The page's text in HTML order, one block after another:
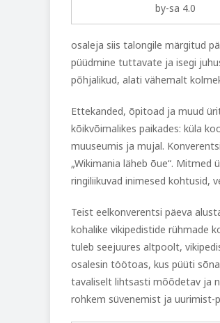
by-sa 4.0
osaleja siis talongile märgitud
püüdmine tuttavate ja isegi
põhjalikud, alati vähemalt
Ettekanded, õpitoad ja muud
kõikvõimalikes paikades: küla
muuseumis ja mujal.
„Wikimania läheb õue“.
ringiliikuvad inimesed kohtusid,
Teist eelkonverentsi päeva
kohalike vikipedistide rühmade
tuleb seejuures altpoolt,
osalesin töötoas, kus püüti
tavaliselt lihtsasti mõõdetav ja
rohkem süvenemist ja uurimist-